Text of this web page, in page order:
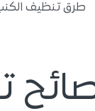
طرق تنظيف